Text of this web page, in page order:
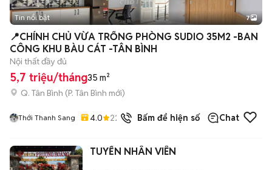
+2
Tin nổi bật 7
📍CHÍNH CHỦ VỪA TRỐNG PHÒNG SUDIO 35M2 -BAN
CÔNG KHU BÀU CÁT -TÂN BÌNH
Nội thất đầy đủ
5,7 triệu/tháng35 m²
Q. Tân Bình (P. Tân Bình mới)
Thới Thanh Sang 4.0 22 đã bánBấm để hiện số Chat
TUYỂN NHÂN VIÊN